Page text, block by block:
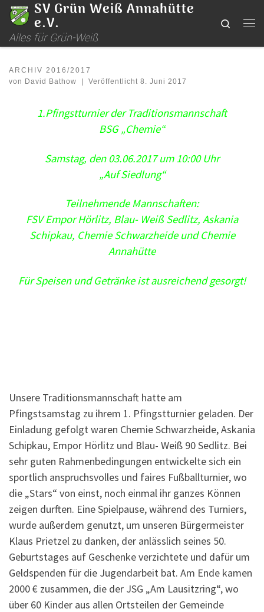
Zum Inhalt springen
SV Grün Weiß Annahütte
e.V.
Alles für Grün-Weiß
Search
ARCHIV 2016/2017
von David Bathow Veröffentlicht 8. Juni 2017
1.Pfingstturnier der Traditionsmannschaft
BSG „Chemie“
Samstag, den 03.06.2017 um 10:00 Uhr
„Auf Siedlung“
Teilnehmende Mannschaften:
FSV Empor Hörlitz, Blau- Weiß Sedlitz, Askania
Schipkau, Chemie Schwarzheide und Chemie
Annahütte
Für Speisen und Getränke ist ausreichend gesorgt!
Unsere Traditionsmannschaft hatte am
Pfingstsamstag zu ihrem 1. Pfingstturnier geladen. Der
Einladung gefolgt waren Chemie Schwarzheide, Askania
Schipkau, Empor Hörlitz und Blau- Weiß 90 Sedlitz. Bei
sehr guten Rahmenbedingungen entwickelte sich ein
sportlich anspruchsvolles und faires Fußballturnier, wo
die „Stars“ von einst, noch einmal ihr ganzes Können
zeigen durften. Eine Spielpause, während des Turniers,
wurde außerdem genutzt, um unseren Bürgermeister
Klaus Prietzel zu danken, der anlässlich seines 50.
Geburtstages auf Geschenke verzichtete und dafür um
Geldspenden für die Jugendarbeit bat. Am Ende kamen
2000 € zusammen, die der JSG „Am Lausitzring“, wo
über 60 Kinder aus allen Ortsteilen der Gemeinde